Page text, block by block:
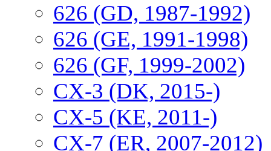
626 (GD, 1987-1992)
626 (GE, 1991-1998)
626 (GF, 1999-2002)
CX-3 (DK, 2015-)
CX-5 (KE, 2011-)
CX-7 (ER, 2007-2012)